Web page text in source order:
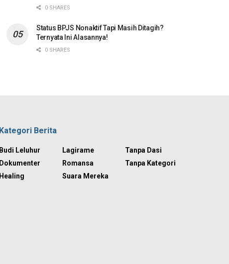
0 SHARES
Status BPJS Nonaktif Tapi Masih Ditagih?
Ternyata Ini Alasannya!
0 SHARES
Kategori Berita
Budi Leluhur
Dokumenter
Healing
Lagirame
Romansa
Suara Mereka
Tanpa Dasi
Tanpa Kategori